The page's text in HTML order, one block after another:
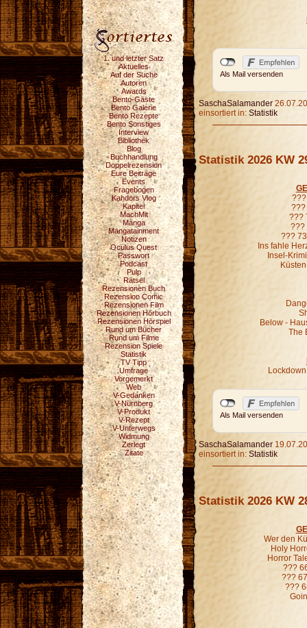
1. und letzter Satz
Aktuelles
Auf der Suche
Autoren
Awards
Bento-Gäste
Bento Galerie
Bento Rezepte
Bento Sonstiges
Interview
Bibliothek
Blog
Buchhandlung
Doppelrezension
Eure Beiträge
Events
Fragebogen
Kahdors Vlog
Kapitel
MachMit
Manga
Mangatainment
Notizen
Oculus Quest
Passwort
Podcast
Pulp
Rätsel
Rezensionen Buch
Rezension Comic
Rezensionen Film
Rezensionen Hörbuch
Rezensionen Hörspiel
Rund um Bücher
Rund um Filme
Rezension Spiele
Statistik
TV Tipp
Umfrage
Vorgemerkt
Web
V-Gedanken
V-Nürnberg
V-Produkt
V-Rezept
V-Unterwegs
Widmung
Zerlegt
Zitate
Als Mail versenden
SaschaSalamander
einsortiert in: Statistik
Statistik 2026 KW
???
???
???
???
Ins fahle
Insel-
Below -
The
Als Mail versenden
SaschaSalamander
einsortiert in: Statistik
Statistik 2026 KW
Wer den
Holy
Horror
???
???
???